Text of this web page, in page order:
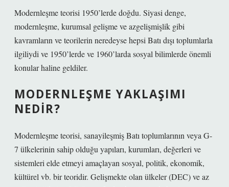
Modernleşme teorisi 1950’lerde doğdu. Siyasi denge,
modernleşme, kurumsal gelişme ve azgelişmişlik gibi
kavramların ve teorilerin neredeyse hepsi Batı dışı toplumlarla
ilgiliydi ve 1950’lerde ve 1960’larda sosyal bilimlerde önemli
konular haline geldiler.
MODERNLEŞME YAKLAŞIMI
NEDIR?
Modernleşme teorisi, sanayileşmiş Batı toplumlarının veya G-
7 ülkelerinin sahip olduğu yapıları, kurumları, değerleri ve
sistemleri elde etmeyi amaçlayan sosyal, politik, ekonomik,
kültürel vb. bir teoridir. Gelişmekte olan ülkeler (DEC) ve az